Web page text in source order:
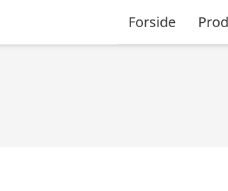
Forside